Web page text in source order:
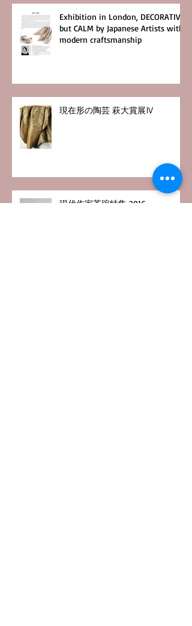
Exhibition in London, DECORATIVE
but CALM by Japanese Artists with
modern craftsmanship
現在形の陶芸 萩大賞展Ⅳ
現代作家茶碗特集 2016